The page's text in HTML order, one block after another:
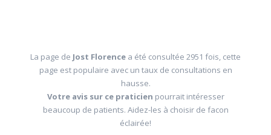
La page de Jost Florence a été consultée 2951 fois, cette
page est populaire avec un taux de consultations en
hausse.
Votre avis sur ce praticien pourrait intéresser
beaucoup de patients. Aidez-les à choisir de facon
éclairée!